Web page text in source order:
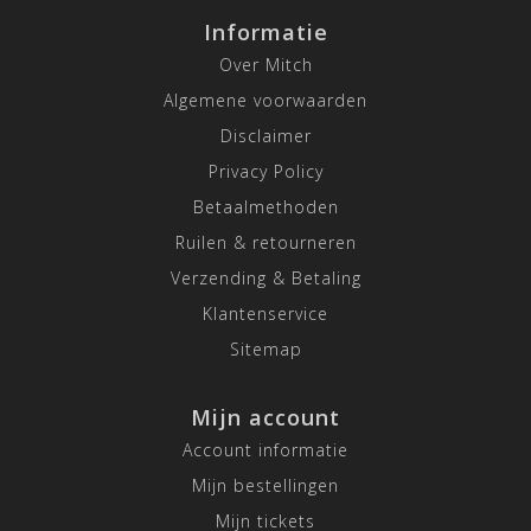
Informatie
Over Mitch
Algemene voorwaarden
Disclaimer
Privacy Policy
Betaalmethoden
Ruilen & retourneren
Verzending & Betaling
Klantenservice
Sitemap
Mijn account
Account informatie
Mijn bestellingen
Mijn tickets